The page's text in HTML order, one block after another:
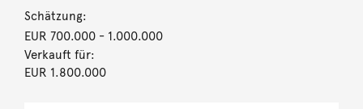
Schätzung:
EUR 700.000- 1.000.000
Verkauft für:
EUR 1.800.000